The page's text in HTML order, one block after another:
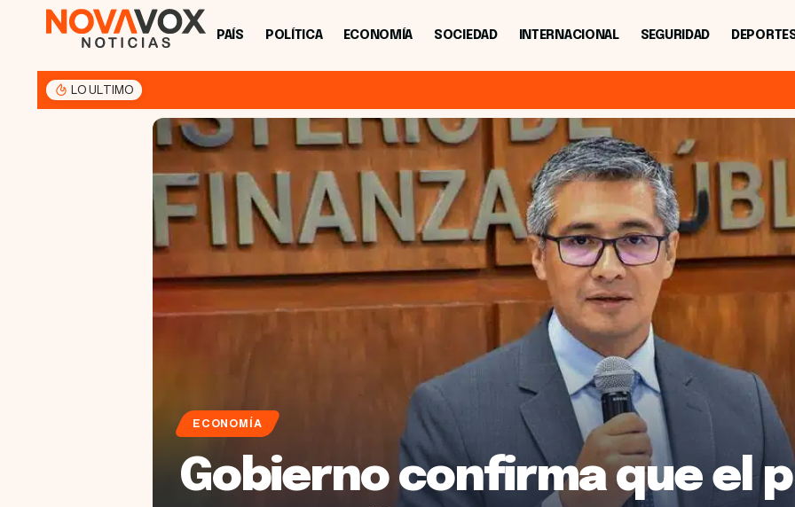
PAÍS POLÍTICA ECONOMÍA SOCIEDAD INTERNACIONAL SEGURIDAD
LO ULTIMO
ECONOMÍA
Gobierno confirma que el